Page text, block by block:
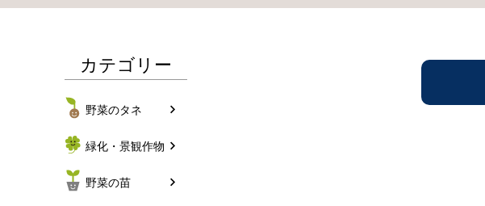
カテゴリー
野菜のタネ
緑化・景観作物
野菜の苗